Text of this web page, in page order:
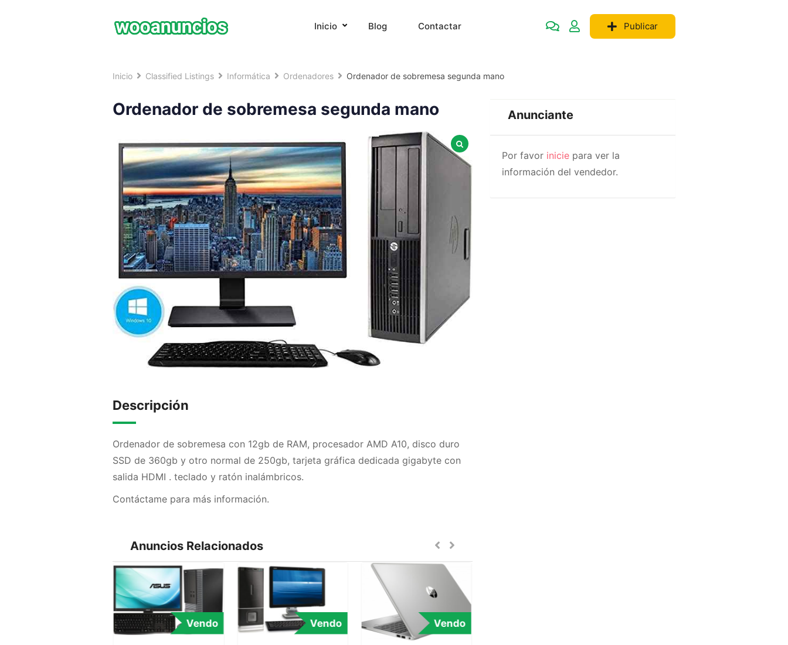
Inicio Blog Contactar Publicar
Inicio Classified Listings Informática Ordenadores Ordenador de sobremesa segunda mano
Ordenador de sobremesa segunda mano
Descripción
Ordenador de sobremesa con 12gb de RAM, procesador AMD A10, disco duro
SSD de 360gb y otro normal de 250gb, tarjeta gráfica dedicada gigabyte con
salida HDMI . teclado y ratón inalámbricos.
Contáctame para más información.
Anuncios Relacionados
Vendo Vendo Vendo
Anunciante
Por favor iniciepara ver la
información del vendedor.